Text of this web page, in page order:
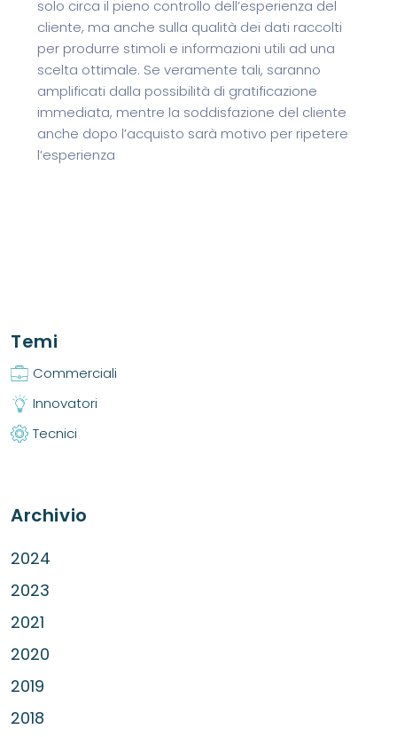
solo circa il pieno controllo dell’esperienza del
cliente, ma anche sulla qualità dei dati raccolti
per produrre stimoli e informazioni utili ad una
scelta ottimale. Se veramente tali, saranno
amplificati dalla possibilità di gratificazione
immediata, mentre la soddisfazione del cliente
anche dopo l’acquisto sarà motivo per ripetere
l’esperienza
Temi
Commerciali
Innovatori
Tecnici
Archivio
2024
2023
2021
2020
2019
2018